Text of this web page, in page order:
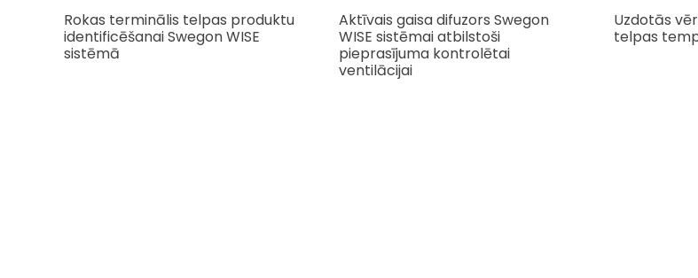
Rokas terminālis telpas produktu
identificēšanai Swegon WISE
sistēmā
Aktīvais gaisa difuzors Swegon
WISE sistēmai atbilstoši
pieprasījuma kontrolētai
ventilācijai
Uzdotās
telpas